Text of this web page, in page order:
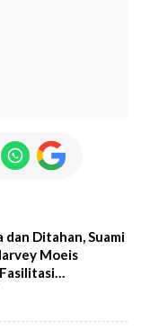
dan Ditahan, Suami
Moeis
di PT Timah